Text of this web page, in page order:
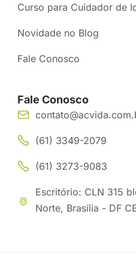
Curso para Cuidador de
Novidade no Blog
Fale Conosco
Fale Conosco
(61) 3349-2079
(61) 3273-9083
Escritório: CLN 315
Norte, Brasília - DF